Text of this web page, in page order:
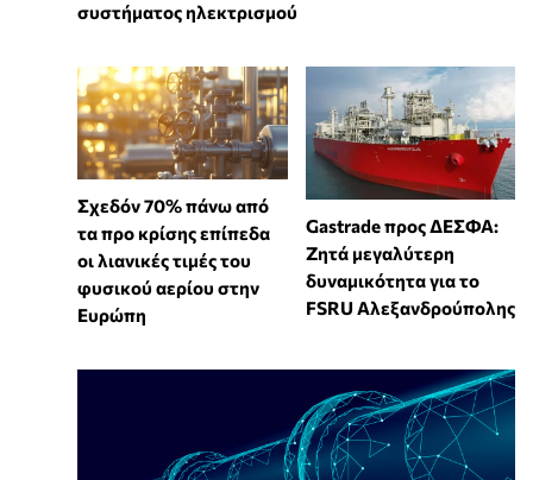
συστήματος ηλεκτρισμού
Σχεδόν 70% πάνω από
τα προ κρίσης επίπεδα
οι λιανικές τιμές του
φυσικού αερίου στην
Ευρώπη
Gastrade προς ΔΕΣΦΑ:
Ζητά μεγαλύτερη
δυναμικότητα για το
FSRU Αλεξανδρούπολης